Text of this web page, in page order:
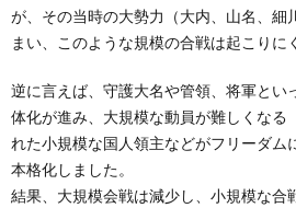
が、その当時の大勢力（大内、山名、細
まい、このような規模の合戦は起こりに
逆に言えば、守護大名や管領、将軍とい
体化が進み、大規模な動員が難しくなる
れた小規模な国人領主などがフリーダム
本格化しました。
結果、大規模会戦は減少し、小規模な合